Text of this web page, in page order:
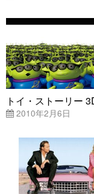
トイ・ストーリー
2010年2月6日